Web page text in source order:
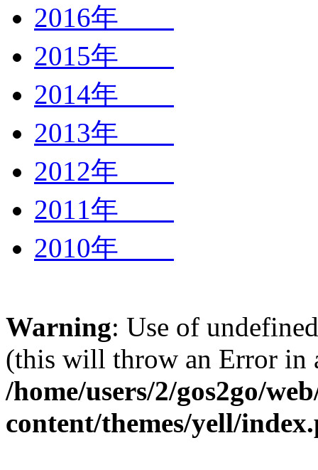
2016年
2015年
2014年
2013年
2012年
2011年
2010年
Warning: Use of
(this will throw an Error in
/home/users/2/gos2go/
content/themes/yell/